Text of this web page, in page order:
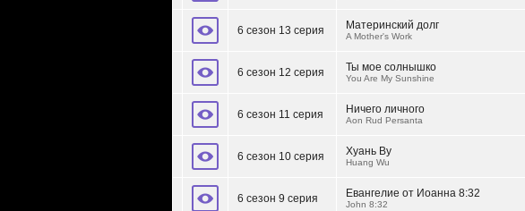
6 сезон 13 серия Материнский долг
A Mother's Work
6 сезон 12 серия Ты мое солнышко
You Are My Sunshine
6 сезон 11 серия Ничего личного
Aon Rud Persanta
6 сезон 10 серия Хуань Ву
Huang Wu
6 сезон 9 серия Евангелие от Иоанна 8:32
John 8:32